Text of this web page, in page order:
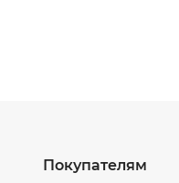
Покупателям